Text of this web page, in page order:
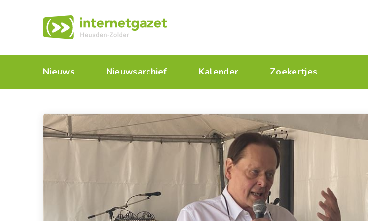
Nieuws Nieuwsarchief Kalender Zoekertjes